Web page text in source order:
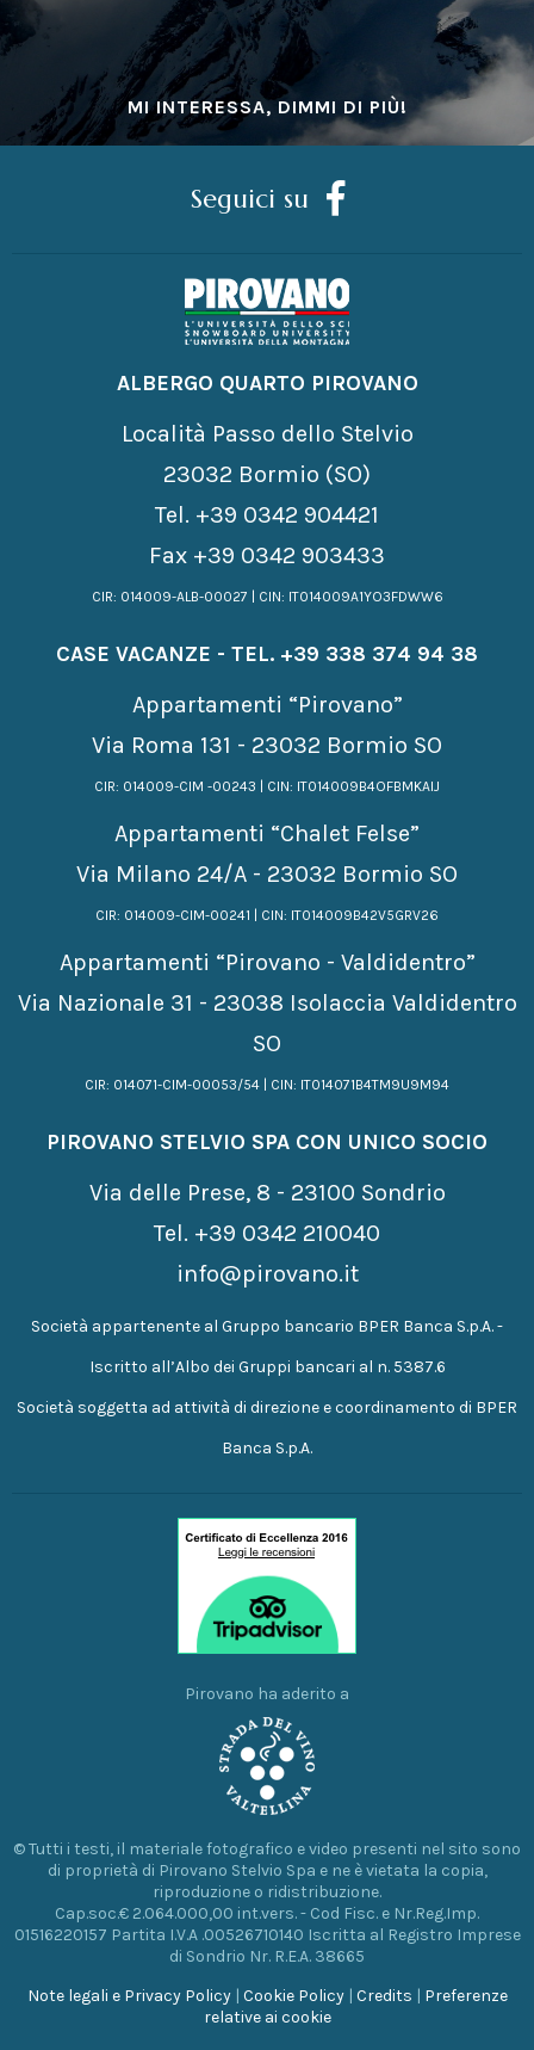
MI INTERESSA, DIMMI DI PIÙ!
Seguici su
ALBERGO QUARTO PIROVANO
Località Passo dello Stelvio
23032 Bormio (SO)
Tel. +39 0342 904421
Fax +39 0342 903433
CIR: 014009-ALB-00027 | CIN: IT014009A1YO3FDWW6
CASE VACANZE - TEL. +39 338 374 94 38
Appartamenti “Pirovano”
Via Roma 131 - 23032 Bormio SO
CIR: 014009-CIM -00243 | CIN: IT014009B4OFBMKAIJ
Appartamenti “Chalet Felse”
Via Milano 24/A - 23032 Bormio SO
CIR: 014009-CIM-00241 | CIN: IT014009B42V5GRV26
Appartamenti “Pirovano - Valdidentro”
Via Nazionale 31 - 23038 Isolaccia Valdidentro
SO
CIR: 014071-CIM-00053/54 | CIN: IT014071B4TM9U9M94
PIROVANO STELVIO SPA CON UNICO SOCIO
Via delle Prese, 8 - 23100 Sondrio
Tel. +39 0342 210040
info@pirovano.it
Società appartenente al Gruppo bancario BPER Banca S.p.A. -
Iscritto all’Albo dei Gruppi bancari al n. 5387.6
Società soggetta ad attività di direzione e coordinamento di BPER
Banca S.p.A.
Pirovano ha aderito a
© Tutti i testi, il materiale fotografico e video presenti nel sito sono
di proprietà di Pirovano Stelvio Spa e ne è vietata la copia,
riproduzione o ridistribuzione.
Cap.soc.€ 2.064.000,00 int.vers. - Cod Fisc. e Nr.Reg.Imp.
01516220157 Partita I.V.A .00526710140 Iscritta al Registro Imprese
di Sondrio Nr. R.E.A. 38665
Note legali e Privacy Policy| Cookie Policy| Credits | Preferenze
relative ai cookie